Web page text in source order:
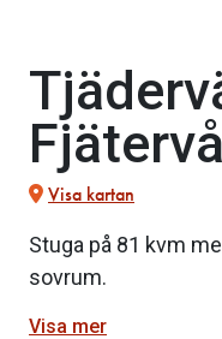
Visa kartan
Stuga på 81 kvm
sovrum.
Visa mer